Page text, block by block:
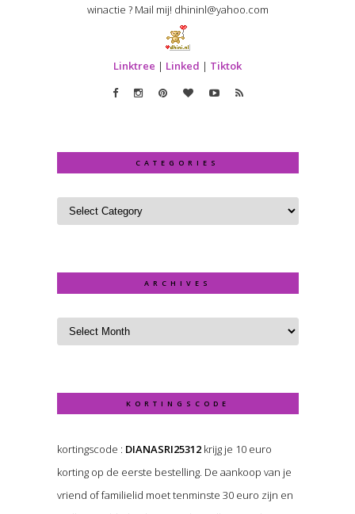
winactie ? Mail mij! dhininl@yahoo.com
Linktree | Linked | Tiktok
CATEGORIES
ARCHIVES
KORTINGSCODE
kortingscode : DIANASRI25312krijg je 10 euro
korting op de eerste bestelling. De aankoop van je
vriend of familielid moet tenminste 30 euro zijn en